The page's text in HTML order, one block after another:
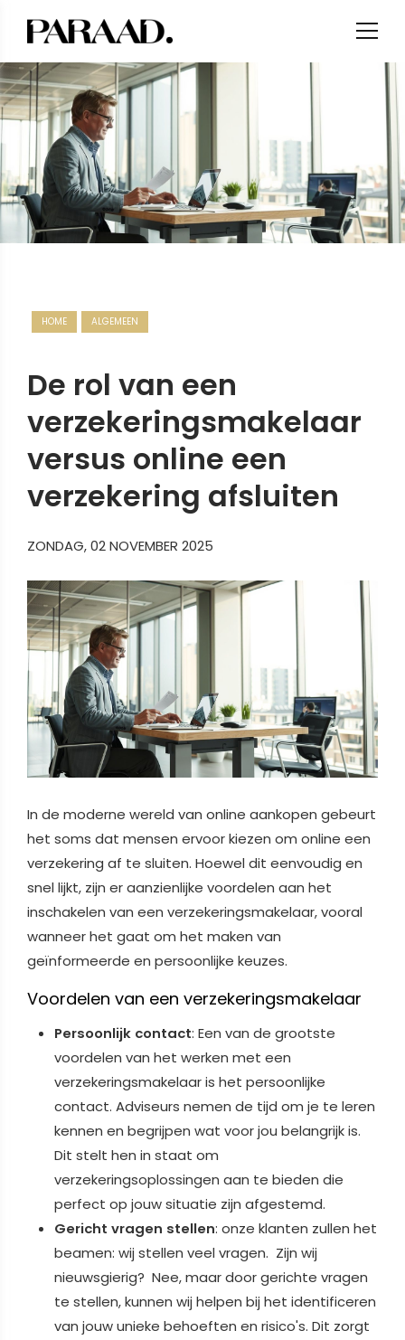
HOME ALGEMEEN
De rol van een
verzekeringsmakelaar
versus online een
verzekering afsluiten
ZONDAG, 02 NOVEMBER 2025
In de moderne wereld van online aankopen gebeurt
het soms dat mensen ervoor kiezen om online een
verzekering af te sluiten. Hoewel dit eenvoudig en
snel lijkt, zijn er aanzienlijke voordelen aan het
inschakelen van een verzekeringsmakelaar, vooral
wanneer het gaat om het maken van
geïnformeerde en persoonlijke keuzes.
Voordelen van een verzekeringsmakelaar
Persoonlijk contact: Een van de grootste
voordelen van het werken met een
verzekeringsmakelaar is het persoonlijke
contact. Adviseurs nemen de tijd om je te leren
kennen en begrijpen wat voor jou belangrijk is.
Dit stelt hen in staat om
verzekeringsoplossingen aan te bieden die
perfect op jouw situatie zijn afgestemd.
Gericht vragen stellen: onze klanten zullen het
beamen: wij stellen veel vragen. Zijn wij
nieuwsgierig? Nee, maar door gerichte vragen
te stellen, kunnen wij helpen bij het identificeren
van jouw unieke behoeften en risico's. Dit zorgt